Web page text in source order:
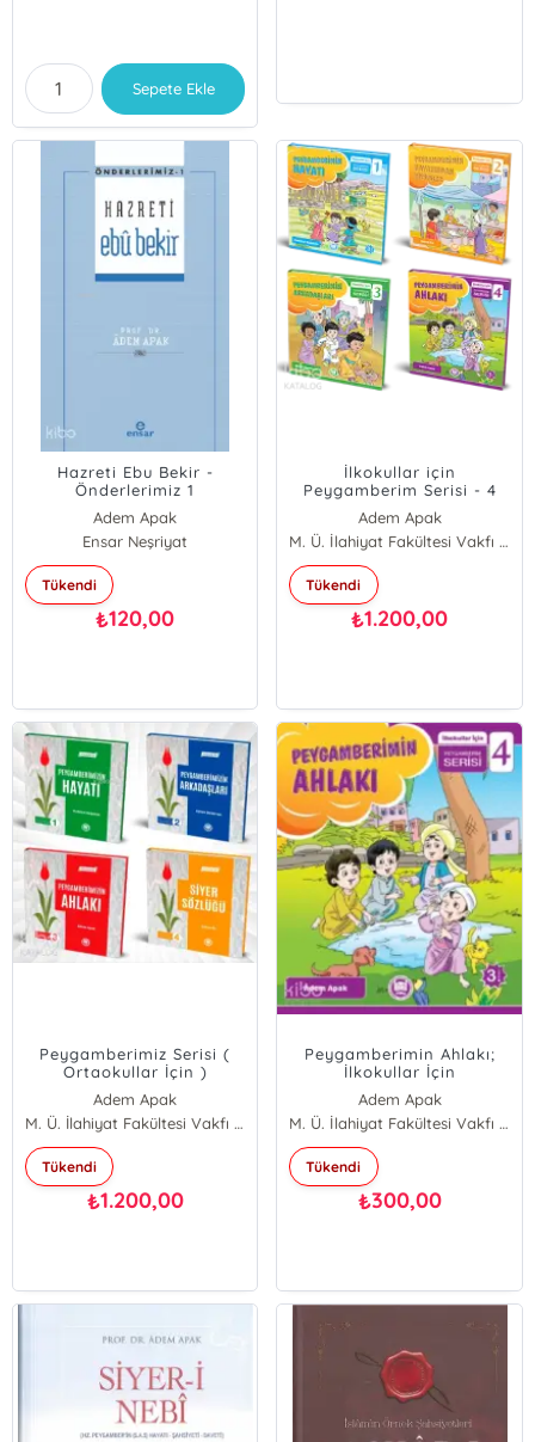
Sepete Ekle
Hazreti Ebu Bekir -
Önderlerimiz 1
Adem Apak
Ensar Neşriyat
Tükendi
₺120,00
İlkokullar için
Peygamberim Serisi - 4
Adem Apak
Adnan Demircan
Şaban Öz
Mahmut Kelpetin
M. Ü. İlahiyat Fakültesi Vakfı Yayınları
Tükendi
₺1.200,00
Peygamberimiz Serisi (
Ortaokullar İçin )
Adem Apak
Adnan Demircan
Şaban Öz
Mahmut Kelpetin
M. Ü. İlahiyat Fakültesi Vakfı Yayınları
Tükendi
₺1.200,00
Peygamberimin Ahlakı;
İlkokullar İçin
Peygamberim Serisi - 4
Adem Apak
M. Ü. İlahiyat Fakültesi Vakfı Yayınları
Tükendi
₺300,00